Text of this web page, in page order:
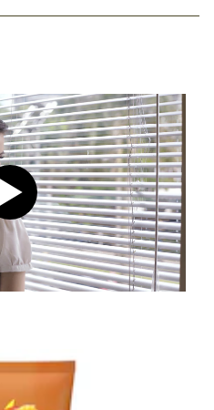
Play video CLEAR Men